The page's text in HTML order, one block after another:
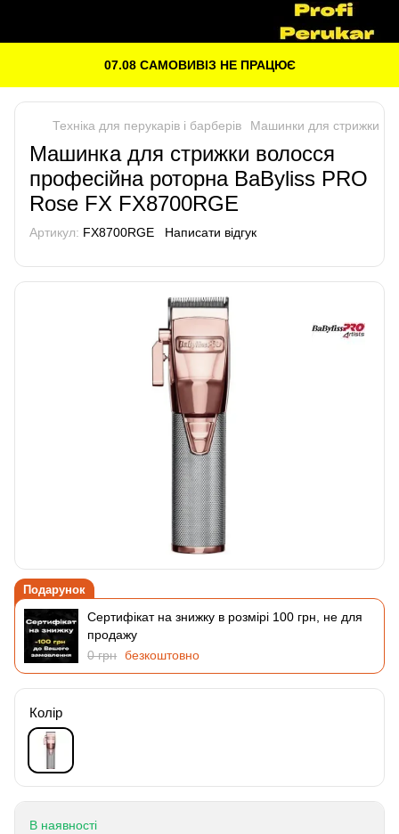
07.08 САМОВИВІЗ НЕ ПРАЦЮЄ
Техніка для перукарів і барберів Машинки для стрижки
Машинка для стрижки волосся
професійна роторна BaByliss PRO
Rose FX FX8700RGE
Артикул: FX8700RGE Написати відгук
Подарунок
Сертифікат на знижку в розмірі 100 грн, не для
продажу
0 грн безкоштовно
Колір
В наявності